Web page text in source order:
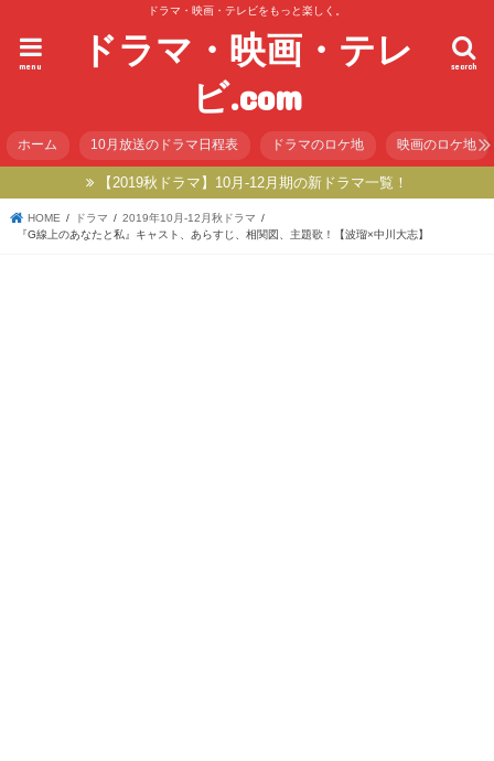
ドラマ・映画・テレビをもっと楽しく。
ドラマ・映画・テレ
ビ.com
search
menu
ホーム 10月放送のドラマ日程表 ドラマのロケ地 映画のロケ地
【2019秋ドラマ】10月-12月期の新ドラマ一覧！
HOME ドラマ
2019年10月-12月秋ドラマ
『G線上のあなたと私』キャスト、あらすじ、相関図、主題歌！【波瑠×中川大志】